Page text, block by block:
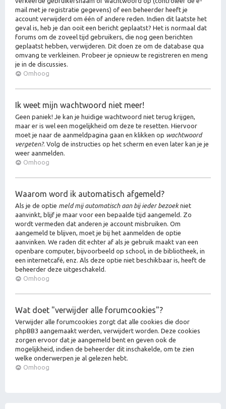
mail met je registratie gegevens) of een beheerder heeft je
account verwijderd om één of andere reden. Indien dit laatste het
geval is, heb je dan ooit een bericht geplaatst? Het is normaal dat
forums om de zoveel tijd gebruikers, die nog geen berichten
geplaatst hebben, verwijderen. Dit doen ze om de database qua
omvang te verkleinen. Probeer je opnieuw te registreren en meng
je in de discussies.
Omhoog
Ik weet mijn wachtwoord niet meer!
Geen paniek! Je kan je huidige wachtwoord niet terug krijgen,
maar er is wel een mogelijkheid om deze te resetten. Hiervoor
moet je naar de aanmeldpagina gaan en klikken op wachtwoord
vergeten?. Volg de instructies op het scherm en even later kan je je
weer aanmelden.
Omhoog
Waarom word ik automatisch afgemeld?
Als je de optie meld mij automatisch aan bij ieder bezoekniet
aanvinkt, blijf je maar voor een bepaalde tijd aangemeld. Zo
wordt vermeden dat anderen je account misbruiken. Om
aangemeld te blijven, moet je bij het aanmelden de optie
aanvinken. We raden dit echter af als je gebruik maakt van een
openbare computer, bijvoorbeeld op school, in de bibliotheek, in
een internetcafé, enz. Als deze optie niet beschikbaar is, heeft de
beheerder deze uitgeschakeld.
Omhoog
Wat doet "verwijder alle forumcookies"?
Verwijder alle forumcookies zorgt dat alle cookies die door
phpBB3 aangemaakt werden, verwijdert worden. Deze cookies
zorgen ervoor dat je aangemeld bent en geven ook de
mogelijkheid, indien de beheerder dit inschakelde, om te zien
welke onderwerpen je al gelezen hebt.
Omhoog